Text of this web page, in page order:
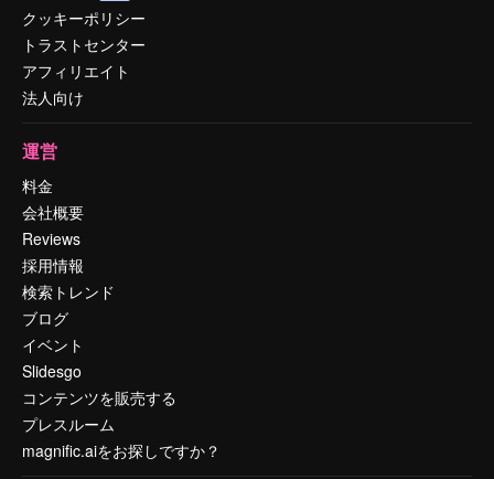
クッキーポリシー
トラストセンター
アフィリエイト
法人向け
運営
料金
会社概要
Reviews
採用情報
検索トレンド
ブログ
イベント
Slidesgo
コンテンツを販売する
プレスルーム
magnific.aiをお探しですか？